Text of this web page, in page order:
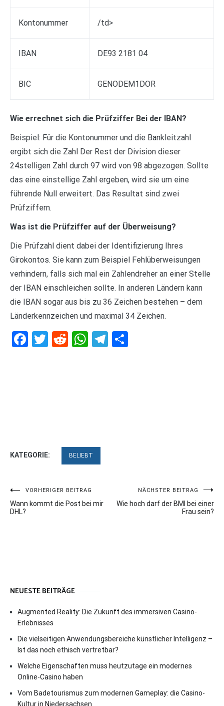
Kontonummer /td>
IBAN DE93 2181 04
BIC GENODEM1DOR
Wie errechnet sich die Prüfziffer Bei der IBAN?
Beispiel: Für die Kontonummer und die Bankleitzahl
ergibt sich die Zahl Der Rest der Division dieser
24stelligen Zahl durch 97 wird von 98 abgezogen. Sollte
das eine einstellige Zahl ergeben, wird sie um eine
führende Null erweitert. Das Resultat sind zwei
Prüfziffern.
Was ist die Prüfziffer auf der Überweisung?
Die Prüfzahl dient dabei der Identifizierung Ihres
Girokontos. Sie kann zum Beispiel Fehlüberweisungen
verhindern, falls sich mal ein Zahlendreher an einer Stelle
der IBAN einschleichen sollte. In anderen Ländern kann
die IBAN sogar aus bis zu 36 Zeichen bestehen – dem
Länderkennzeichen und maximal 34 Zeichen.
Facebook
Twitter
RedditWhatsApp
Telegram
KATEGORIE: BELIEBT
Beitragsnavigation
VORHERIGER BEITRAG
Wann kommt die Post bei mir
DHL?
NÄCHSTER BEITRAG
Wie hoch darf der BMI bei einer
Frau sein?
NEUESTE BEITRÄGE
Augmented Reality: Die Zukunft des immersiven Casino-
Erlebnisses
Die vielseitigen Anwendungsbereiche künstlicher Intelligenz –
Ist das noch ethisch vertretbar?
Welche Eigenschaften muss heutzutage ein modernes
Online-Casino haben
Vom Badetourismus zum modernen Gameplay: die Casino-
Kultur in Niedersachsen